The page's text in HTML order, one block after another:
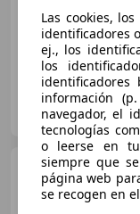
OCASIONPLUS
ES-30100 MURCIA
Las cookies,
identificadores
ej., los
los
información
navegador, el
tecnologías
o leerse en
siempre que
página web
se recogen en